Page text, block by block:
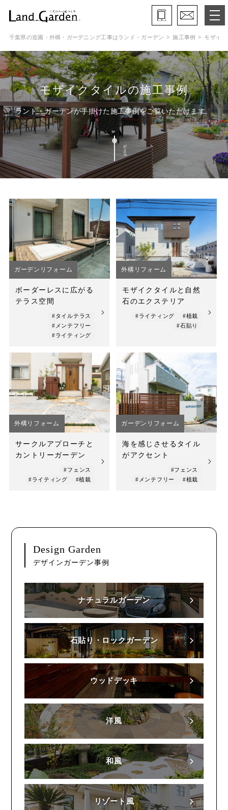
ランド・ガーデンとは
モデルガーデン
施工事例
保証と約束・ご理解いただきたい事
施工の流れ
よくある質問
会社概要
スタッフ紹介
プライバシーポリシー
サイトマップ
千葉県の造園・外構・ガーデニング工事はランド・ガーデン 施工事例 モザイ
モザイクタイルの施工事例
ランド・ガーデンが手掛けた施工事例をご覧いただけます
Scroll
ガーデンリフォーム
ボーダーレスに広がる
テラス空間
#タイルテラス
#メンテフリー
#ライティング
外構リフォーム
モザイクタイルと自然
石のエクステリア
#ライティング
#植栽
#石貼り
外構リフォーム
サークルアプローチと
カントリーガーデン
#フェンス
#ライティング
#植栽
ガーデンリフォーム
海を感じさせるタイル
がアクセント
#フェンス
#メンテフリー
#植栽
Design Garden
デザインガーデン事例
ナチュラルガーデン
石貼り・ロックガーデン
ウッドデッキ
洋風
和風
リゾート風